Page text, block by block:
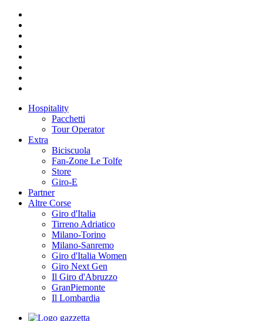
Hospitality
Pacchetti
Tour Operator
Extra
Biciscuola
Fan-Zone Le Tolfe
Store
Giro-E
Partner
Altre Corse
Giro d'Italia
Tirreno Adriatico
Milano-Torino
Milano-Sanremo
Giro d'Italia Women
Giro Next Gen
Il Giro d'Abruzzo
GranPiemonte
Il Lombardia